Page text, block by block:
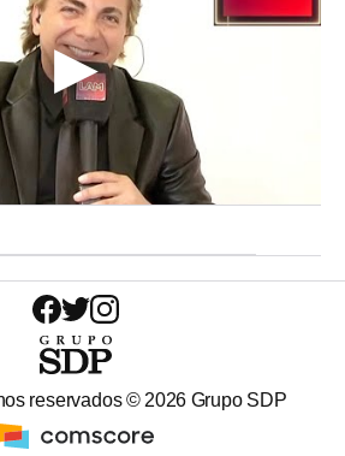
reservados © 2026 Grupo SDP